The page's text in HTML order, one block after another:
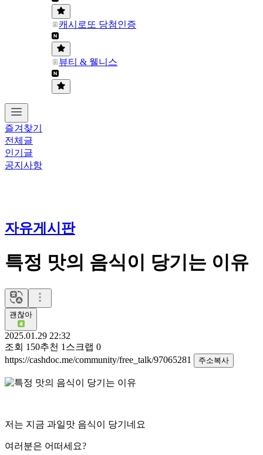
캐시로또 당첨인증
뷰티 & 웰니스
즐겨찾기
전체글
인기글
공지사항
자유게시판
특정 맛의 음식이 당기는 이유
괜찮아
2025.01.29 22:32
조회 150추천 1 스크랩 0
https://cashdoc.me/community/free_talk/97065281
주소복사
저는 지금 과일맛 음식이 당기네요
여러분은 어떠세요?